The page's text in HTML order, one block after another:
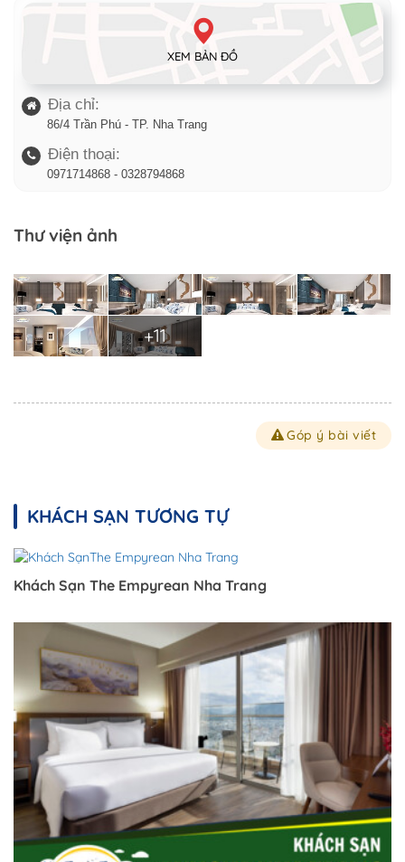
XEM BẢN ĐỒ
Địa chỉ:
86/4 Trần Phú - TP. Nha Trang
Điện thoại:
0971714868 - 0328794868
Thư viện ảnh
+11
Góp ý bài viết
KHÁCH SẠN TƯƠNG TỰ
Khách Sạn The Empyrean Nha Trang